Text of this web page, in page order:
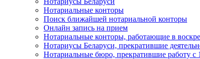
Нотариальные конторы
Поиск ближайшей нотариальной конторы
Онлайн запись на прием
Нотариальные конторы, работающие в
Нотариусы Беларуси, прекратившие
Нотариальные бюро, прекратившие работу с